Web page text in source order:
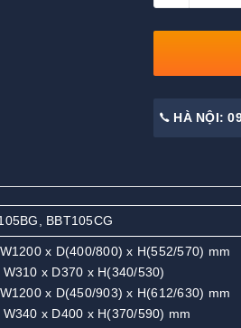
HÀ NỘI:
BBT105CG
x D(400/800) x H(552/570) mm
x D370 x H(340/530)
x D(450/903) x H(612/630) mm
x D400 x H(370/590) mm